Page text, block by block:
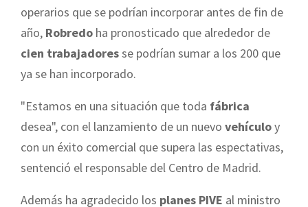
operarios que se podrían incorporar antes de fin de
año, Robredo ha pronosticado que alrededor de
cien trabajadoresse podrían sumar a los 200 que
ya se han incorporado.
"Estamos en una situación que toda fábrica
desea", con el lanzamiento de un nuevo vehículoy
con un éxito comercial que supera las espectativas,
sentenció el responsable del Centro de Madrid.
Además ha agradecido los planes PIVE al ministro